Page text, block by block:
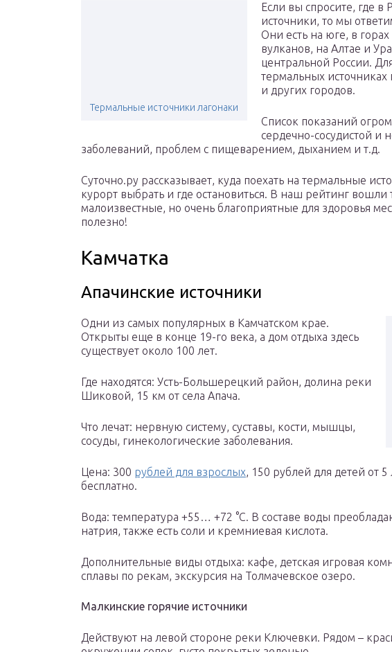
Термальные источники лагонаки
Если вы спросите, где
источники, то мы
Они есть на юге, в
вулканов, на Алтае и
центральной России.
термальных
и других городов.
Список показаний
сердечно-сосудистой и
заболеваний, проблем с пищеварением, дыханием и т.д.
Суточно.ру рассказывает, куда поехать на термальные
курорт выбрать и где остановиться. В наш рейтинг вошли
малоизвестные, но очень благоприятные для здоровья
полезно!
Камчатка
Апачинские источники
Одни из самых популярных в Камчатском крае.
Открыты еще в конце 19-го века, а дом отдыха здесь
существует около 100 лет.
Где находятся: Усть-Большерецкий район, долина реки
Шиковой, 15 км от села Апача.
Что лечат: нервную систему, суставы, кости, мышцы,
сосуды, гинекологические заболевания.
Цена: 300 рублей для взрослых, 150 рублей для детей от
бесплатно.
Вода: температура +55… +72 °С. В составе воды
натрия, также есть соли и кремниевая кислота.
Дополнительные виды отдыха: кафе, детская игровая
сплавы по рекам, экскурсия на Толмачевское озеро.
Малкинские горячие источники
Действуют на левой стороне реки Ключевки. Рядом –